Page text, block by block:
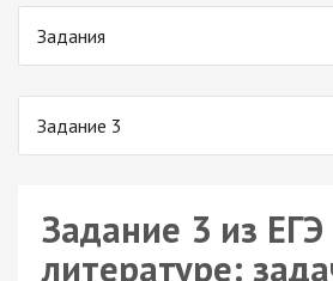
Задания
Задание 3
Задание 3 из ЕГЭ
литературе: